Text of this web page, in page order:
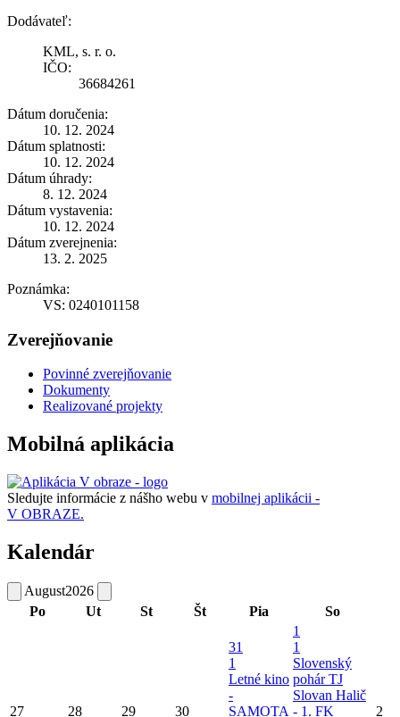
Dodávateľ:
KML, s. r. o.
IČO:
36684261
Dátum doručenia:
10. 12. 2024
Dátum splatnosti:
10. 12. 2024
Dátum úhrady:
8. 12. 2024
Dátum vystavenia:
10. 12. 2024
Dátum zverejnenia:
13. 2. 2025
Poznámka:
VS: 0240101158
Zverejňovanie
Povinné zverejňovanie
Dokumenty
Realizované projekty
Mobilná aplikácia
Sledujte informácie z nášho webu v mobilnej aplikácii -
V OBRAZE.
Kalendár
August2026
Po
Ut St Št Pia So
27 28 29 30
31
1
Letné kino
-
SAMOTA
1
1
Slovenský
pohár TJ
Slovan Halič
- 1. FK
2